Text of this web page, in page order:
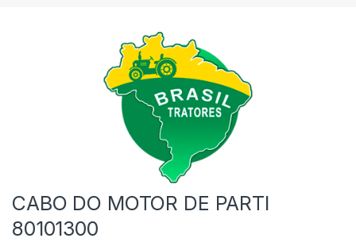
CABO DO MOTOR DE PARTI
80101300